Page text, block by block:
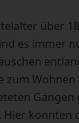
über
es immer
zum Wohnen
Gängen
Hier konnten